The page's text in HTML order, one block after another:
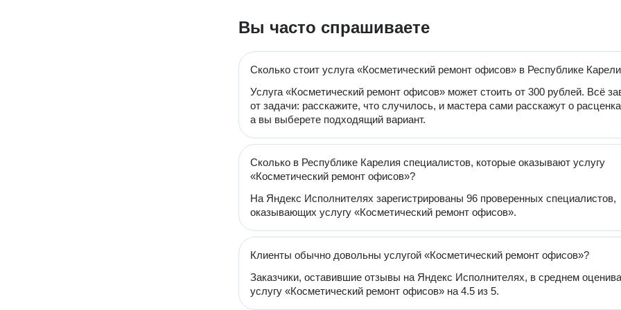
Вы часто спрашиваете
Сколько стоит услуга «Косметический ремонт офисов» в Республике
Услуга «Косметический ремонт офисов» может стоить от 300 рублей. Всё
от задачи: расскажите, что случилось, и мастера сами расскажут о
а вы выберете подходящий вариант.
Сколько в Республике Карелия специалистов, которые оказывают услугу
«Косметический ремонт офисов»?
На Яндекс Исполнителях зарегистрированы 96 проверенных специалистов,
оказывающих услугу «Косметический ремонт офисов».
Клиенты обычно довольны услугой «Косметический ремонт офисов»?
Заказчики, оставившие отзывы на Яндекс Исполнителях, в среднем
услугу «Косметический ремонт офисов» на 4.5 из 5.